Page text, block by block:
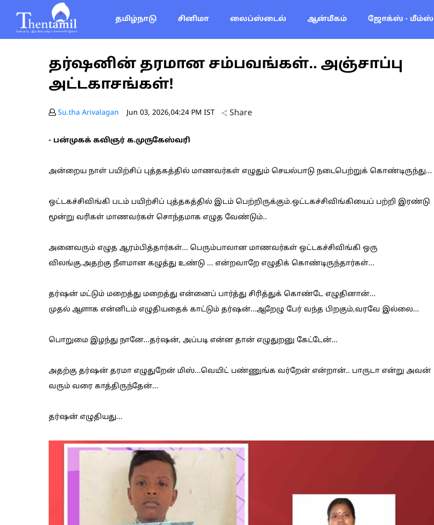
தமிழ்நாடு சினிமா லைப்ஸ்டைல் ஆன்மீகம் ஜோக்ஸ் - மீம்ஸ்
தர்ஷனின் தரமான சம்பவங்கள்.. அஞ்சாப்பு
அட்டகாசங்கள்!
Su.tha Arivalagan Jun 03, 2026,04:24 PM IST Share
- பன்முகக் கவிஞர் க.முருகேஸ்வரி
அன்றைய நாள் பயிற்சிப் புத்தகத்தில் மாணவர்கள் எழுதும் செயல்பாடு நடைபெற்றுக் கொண்டிருந்து...
ஒட்டகச்சிவிங்கி படம் பயிற்சிப் புத்தகத்தில் இடம் பெற்றிருக்கும்.ஒட்டகச்சிவிங்கியைப் பற்றி இரண்டு
மூன்று வரிகள் மாணவர்கள் சொந்தமாக எழுத வேண்டும்..
அனைவரும் எழுத ஆரம்பித்தார்கள்... பெரும்பாலான மாணவர்கள் ஒட்டகச்சிவிங்கி ஒரு
விலங்கு.அதற்கு நீளமான கழுத்து உண்டு ... என்றவாறே எழுதிக் கொண்டிருந்தார்கள்...
தர்ஷன் மட்டும் மறைத்து மறைத்து என்னைப் பார்த்து சிரித்துக் கொண்டே எழுதினான்...
முதல் ஆளாக என்னிடம் எழுதியதைக் காட்டும்‌ தர்ஷன்...ஆறேழு பேர் வந்த பிறகும்‌,வரவே இல்லை...
பொறுமை இழந்து நானே...தர்ஷன், அப்படி என்ன தான் எழுதுறனு கேட்டேன்...
அதற்கு தர்ஷன் தரமா எழுதுறேன் மிஸ்...வெயிட் பண்ணுங்க வர்றேன் என்றான்.. பாருடா என்று அவன்
வரும் வரை காத்திருந்தேன்...
தர்ஷன் எழுதியது...